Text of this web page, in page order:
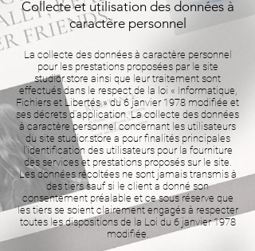
Collecte et utilisation des données à
caractère personnel
La collecte des données à caractère personnel
pour les prestations proposées par le site
studior.store ainsi que leur traitement sont
effectués dans le respect de la loi « Informatique,
Fichiers et Libertés » du 6 janvier 1978 modifiée et
ses décrets d’application. La collecte des données
à caractère personnel concernant les utilisateurs
du site studior.store a pour finalités principales
l’identification des utilisateurs pour la fourniture
des services et prestations proposés sur le site.
Les données récoltées ne sont jamais transmis à
des tiers sauf si le client a donné son
consentement préalable et ce sous réserve que
les tiers se soient clairement engagés à respecter
toutes les dispositions de la Loi du 6 janvier 1978
modifiée.